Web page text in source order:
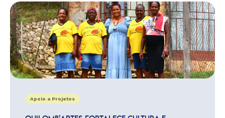
Apoio a Projetos